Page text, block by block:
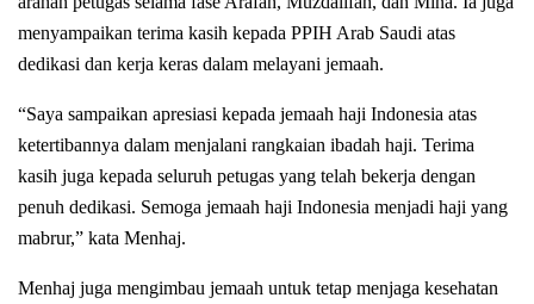
menyampaikan terima kasih kepada PPIH Arab Saudi atas
dedikasi dan kerja keras dalam melayani jemaah.
“Saya sampaikan apresiasi kepada jemaah haji Indonesia atas
ketertibannya dalam menjalani rangkaian ibadah haji. Terima
kasih juga kepada seluruh petugas yang telah bekerja dengan
penuh dedikasi. Semoga jemaah haji Indonesia menjadi haji yang
mabrur,” kata Menhaj.
Menhaj juga mengimbau jemaah untuk tetap menjaga kesehatan